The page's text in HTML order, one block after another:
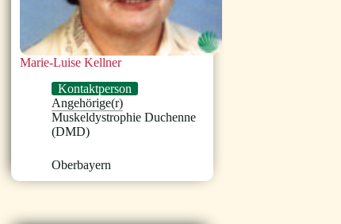
Marie-Luise Kellner
Kontaktperson
Angehörige(r)
Muskeldystrophie Duchenne
(DMD)
Oberbayern